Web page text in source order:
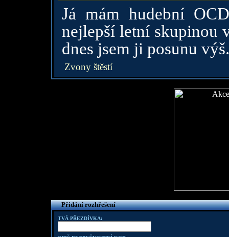
Já mám hudební
nejlepší letní skupinou
dnes jsem ji posunu výš.
Zvony štěstí
Přidání rozhřešení
TVÁ PŘEZDÍVKA: